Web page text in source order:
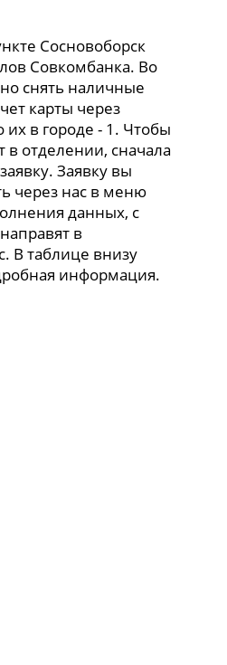
Сосновоборск
Совкомбанка. Во
снять наличные
карты через
их в городе - 1. Чтобы
в отделении, сначала
Заявку вы
через нас в меню
данных, с
в
В таблице внизу
информация.